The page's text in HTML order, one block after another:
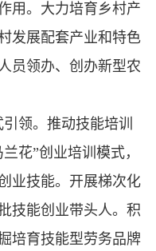
用。大力培育乡村产
发展配套产业和特色
员领办、创办新型农
领。推动技能培训
花”创业培训模式，
业技能。开展梯次化
技能创业带头人。积
培育技能型劳务品牌